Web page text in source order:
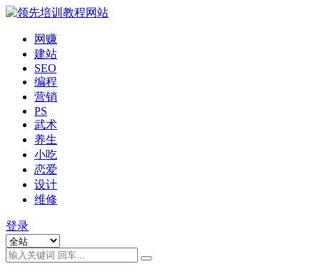
网赚
建站
SEO
编程
营销
PS
武术
养生
小吃
恋爱
设计
维修
登录